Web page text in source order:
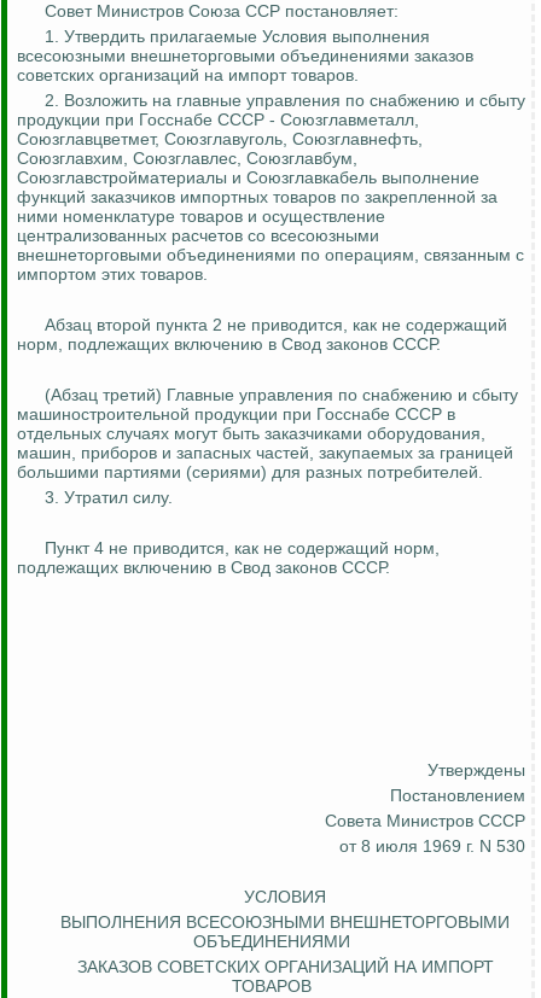
Совет Министров Союза ССР постановляет:
1. Утвердить прилагаемые Условия выполнения
всесоюзными внешнеторговыми объединениями заказов
советских организаций на импорт товаров.
2. Возложить на главные управления по снабжению и сбыту
продукции при Госснабе СССР - Союзглавметалл,
Союзглавцветмет, Союзглавуголь, Союзглавнефть,
Союзглавхим, Союзглавлес, Союзглавбум,
Союзглавстройматериалы и Союзглавкабель выполнение
функций заказчиков импортных товаров по закрепленной за
ними номенклатуре товаров и осуществление
централизованных расчетов со всесоюзными
внешнеторговыми объединениями по операциям, связанным с
импортом этих товаров.
Абзац второй пункта 2 не приводится, как не содержащий
норм, подлежащих включению в Свод законов СССР.
(Абзац третий) Главные управления по снабжению и сбыту
машиностроительной продукции при Госснабе СССР в
отдельных случаях могут быть заказчиками оборудования,
машин, приборов и запасных частей, закупаемых за границей
большими партиями (сериями) для разных потребителей.
3. Утратил силу.
Пункт 4 не приводится, как не содержащий норм,
подлежащих включению в Свод законов СССР.
Утверждены
Постановлением
Совета Министров СССР
от 8 июля 1969 г. N 530
УСЛОВИЯ
ВЫПОЛНЕНИЯ ВСЕСОЮЗНЫМИ ВНЕШНЕТОРГОВЫМИ
ОБЪЕДИНЕНИЯМИ
ЗАКАЗОВ СОВЕТСКИХ ОРГАНИЗАЦИЙ НА ИМПОРТ
ТОВАРОВ